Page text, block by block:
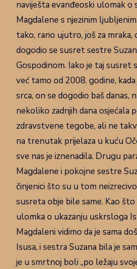
naviješta evanđeoski ulomak o
Magdalene s njezinim
tako, rano ujutro, još za mraka,
dogodio se susret sestre
Gospodinom. Iako je taj susret
već tamo od 2008. godine,
srca, on se dogodio baš danas,
nekoliko zadnjih dana osjećala
zdravstvene tegobe, ali ne
na trenutak prijelaza u kuću
sve nas je iznenadila. Drugu
Magdalene i pokojne sestre
činjenici što su u tom
susreta obje bile same. Kao
ulomka o ukazanju uskrsloga
Magdaleni vidimo da je sama
Isusa, i sestra Suzana bila je
je u smrtnoj boli „po ležaju